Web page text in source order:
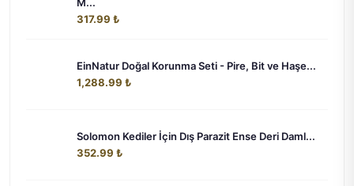
317.99 ₺
EinNatur Doğal Korunma Seti - Pire, Bit ve Haşe...
1,288.99 ₺
Solomon Kediler İçin Dış Parazit Ense Deri Daml...
352.99 ₺